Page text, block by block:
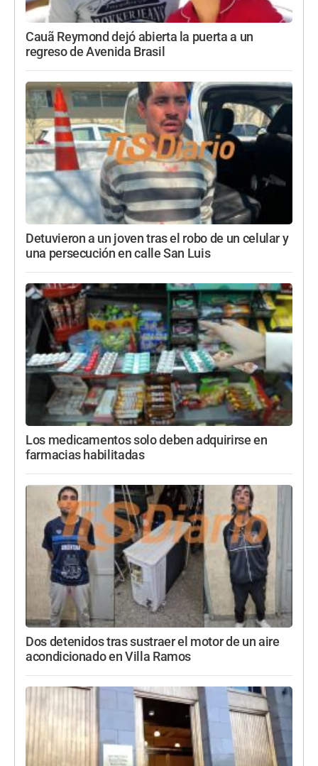
Cauã Reymond dejó abierta la puerta a un
regreso de Avenida Brasil
Detuvieron a un joven tras el robo de un celular y
una persecución en calle San Luis
Los medicamentos solo deben adquirirse en
farmacias habilitadas
Dos detenidos tras sustraer el motor de un aire
acondicionado en Villa Ramos